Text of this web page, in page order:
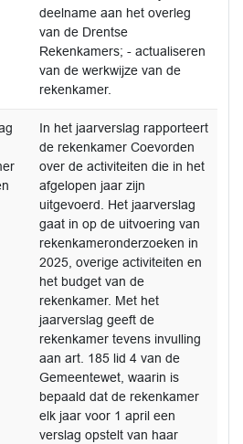
deelname aan het overleg
van de Drentse
Rekenkamers; - actualiseren
van de werkwijze van de
rekenkamer.
In het jaarverslag rapporteert
de rekenkamer Coevorden
over de activiteiten die in het
afgelopen jaar zijn
uitgevoerd. Het jaarverslag
gaat in op de uitvoering van
rekenkameronderzoeken in
2025, overige activiteiten en
het budget van de
rekenkamer. Met het
jaarverslag geeft de
rekenkamer tevens invulling
aan art. 185 lid 4 van de
Gemeentewet, waarin is
bepaald dat de rekenkamer
elk jaar voor 1 april een
verslag opstelt van haar